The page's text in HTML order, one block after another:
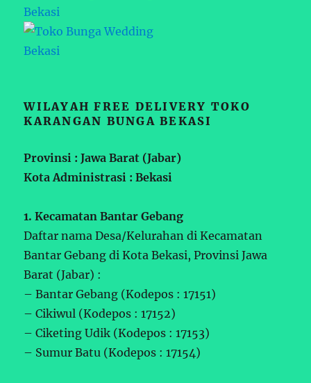
WILAYAH FREE DELIVERY TOKO
KARANGAN BUNGA BEKASI
Provinsi : Jawa Barat (Jabar)
Kota Administrasi : Bekasi
1. Kecamatan Bantar Gebang
Daftar nama Desa/Kelurahan di Kecamatan
Bantar Gebang di Kota Bekasi, Provinsi Jawa
Barat (Jabar) :
– Bantar Gebang (Kodepos : 17151)
– Cikiwul (Kodepos : 17152)
– Ciketing Udik (Kodepos : 17153)
– Sumur Batu (Kodepos : 17154)